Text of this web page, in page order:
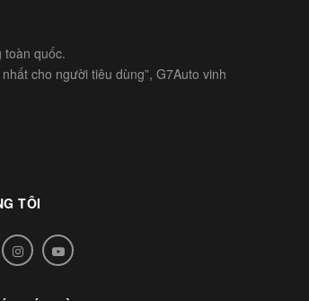
toàn quốc.
cho người tiêu dùng”, G7Auto vinh
TÔI